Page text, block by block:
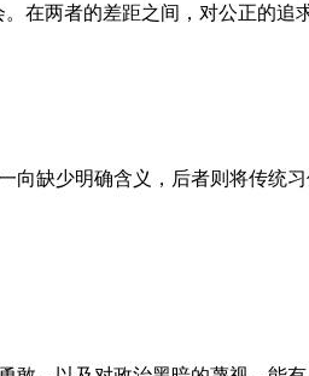
在两者的差距之间，对公正的追
向缺少明确含义，后者则将传统